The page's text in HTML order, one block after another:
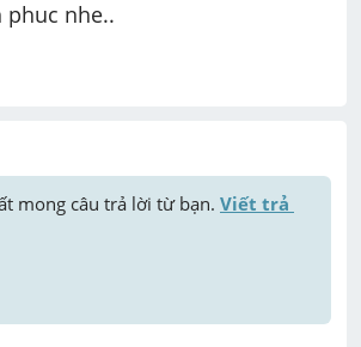
phuc nhe..
mong câu trả lời từ bạn. Viết trả